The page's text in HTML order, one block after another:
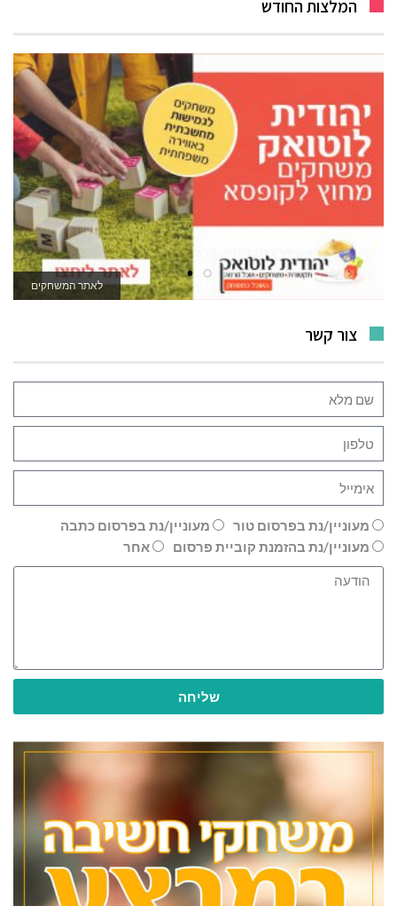
המלצות החודש
לאתר המשחקים
צור קשר
מעוניין/נת בפרסום טור
מעוניין/נת בפרסום כתבה
מעוניין/נת בהזמנת קוביית פרסום
אחר
שליחה